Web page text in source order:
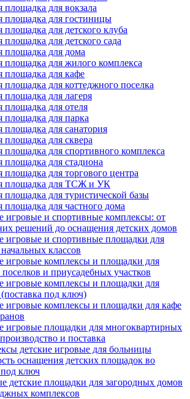
площадка для вокзала
площадка для гостиницы
площадка для детского клуба
площадка для детского сада
площадка для дома
площадка для жилого комплекса
площадка для кафе
площадка для коттеджного поселка
площадка для лагеря
площадка для отеля
площадка для парка
площадка для санатория
площадка для сквера
площадка для спортивного комплекса
площадка для стадиона
площадка для торгового центра
площадка для ТСЖ и УК
площадка для туристической базы
площадка для частного дома
игровые и спортивные комплексы: от
решений до оснащения детских домов
игровые и спортивные площадки для
классов
игровые комплексы и площадки для
и приусадебных участков
игровые комплексы и площадки для
под ключ)
игровые комплексы и площадки для кафе
игровые площадки для многоквартирных
и поставка
детские игровые для больницы
оснащения детских площадок во
под ключ
детские площадки для загородных домов
комплексов